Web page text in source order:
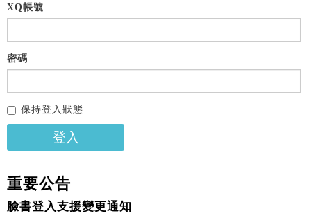
XQ帳號
密碼
保持登入狀態
登入
重要公告
臉書登入支援變更通知